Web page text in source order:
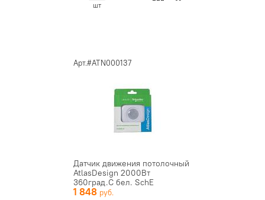
шт
Арт.#ATN000137
Датчик движения потолочный
AtlasDesign 2000Вт
360град.C бел. SchE
ATN000137
1 848